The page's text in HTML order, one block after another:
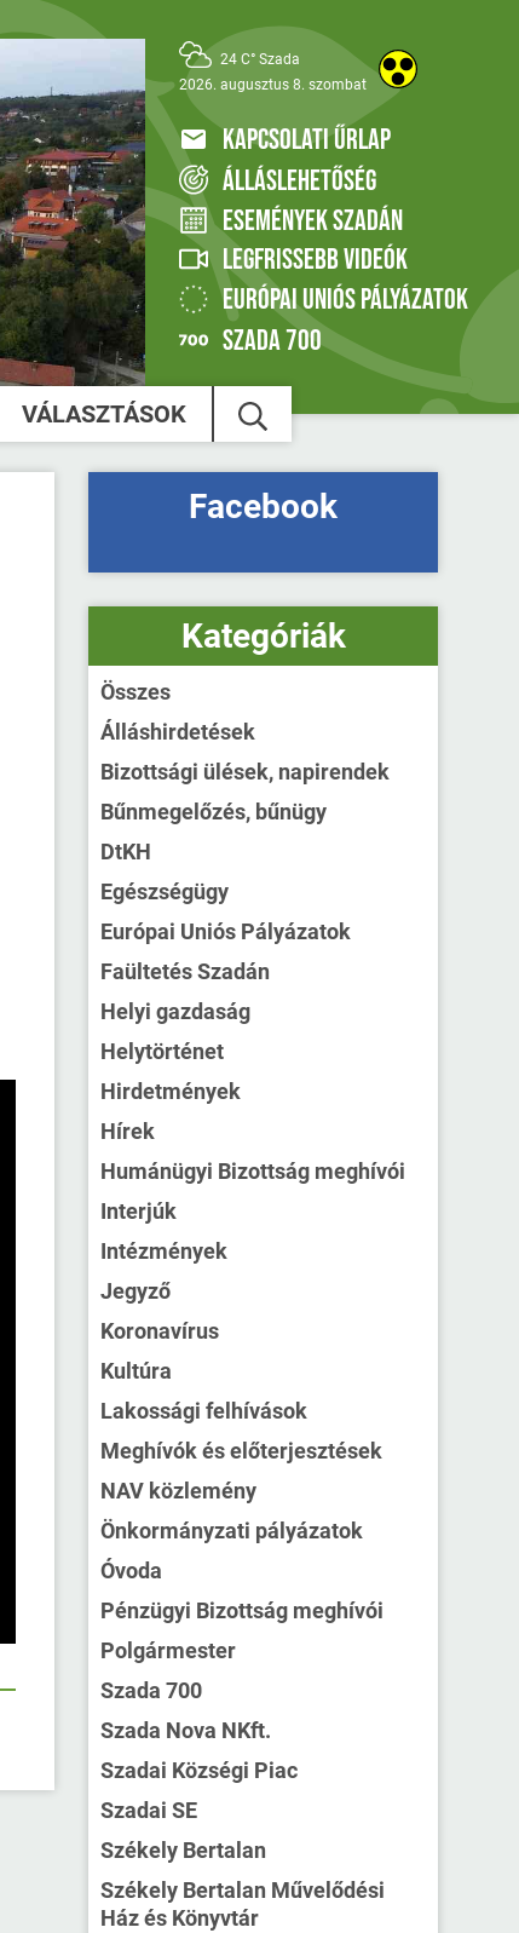
24 C° Szada
2026. augusztus 8. szombat
KAPCSOLATI ŰRLAP
ÁLLÁSLEHETŐSÉG
ESEMÉNYEK SZADÁN
LEGFRISSEBB VIDEÓK
EURÓPAI UNIÓS PÁLYÁZATOK
SZADA 700
VÁLASZTÁSOK
Facebook
Kategóriák
Összes
Álláshirdetések
Bizottsági ülések, napirendek
Bűnmegelőzés, bűnügy
DtKH
Egészségügy
Európai Uniós Pályázatok
Faültetés Szadán
Helyi gazdaság
Helytörténet
Hirdetmények
Hírek
Humánügyi Bizottság meghívói
Interjúk
Intézmények
Jegyző
Koronavírus
Kultúra
Lakossági felhívások
Meghívók és előterjesztések
NAV közlemény
Önkormányzati pályázatok
Óvoda
Pénzügyi Bizottság meghívói
Polgármester
Szada 700
Szada Nova NKft.
Szadai Községi Piac
Szadai SE
Székely Bertalan
Székely Bertalan Művelődési
Ház és Könyvtár